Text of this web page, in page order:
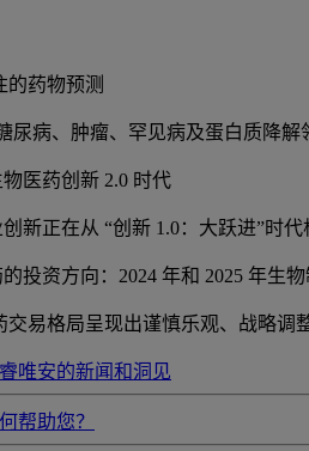
的药物预测
尿病、肿瘤、罕见病及蛋白质降
医药创新 2.0 时代
新正在从 “创新 1.0：大跃进”时
投资方向：2024 年和 2025 年生
交易格局呈现出谨慎乐观、战略
唯安的新闻和洞见
帮助您？